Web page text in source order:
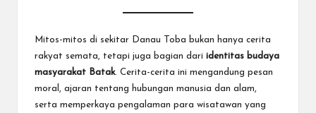
Mitos-mitos di sekitar Danau Toba bukan hanya cerita
rakyat semata, tetapi juga bagian dari identitas budaya
masyarakat Batak. Cerita-cerita ini mengandung pesan
moral, ajaran tentang hubungan manusia dan alam,
serta memperkaya pengalaman para wisatawan yang